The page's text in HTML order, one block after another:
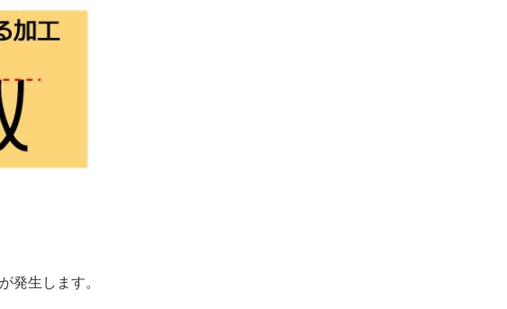
発生します。